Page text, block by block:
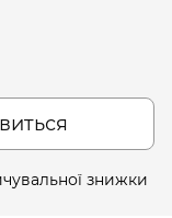
знижки